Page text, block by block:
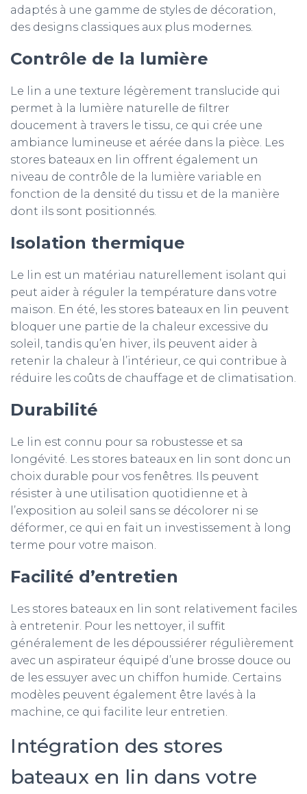
adaptés à une gamme de styles de décoration,
des designs classiques aux plus modernes.
Contrôle de la lumière
Le lin a une texture légèrement translucide qui
permet à la lumière naturelle de filtrer
doucement à travers le tissu, ce qui crée une
ambiance lumineuse et aérée dans la pièce. Les
stores bateaux en lin offrent également un
niveau de contrôle de la lumière variable en
fonction de la densité du tissu et de la manière
dont ils sont positionnés.
Isolation thermique
Le lin est un matériau naturellement isolant qui
peut aider à réguler la température dans votre
maison. En été, les stores bateaux en lin peuvent
bloquer une partie de la chaleur excessive du
soleil, tandis qu’en hiver, ils peuvent aider à
retenir la chaleur à l’intérieur, ce qui contribue à
réduire les coûts de chauffage et de climatisation.
Durabilité
Le lin est connu pour sa robustesse et sa
longévité. Les stores bateaux en lin sont donc un
choix durable pour vos fenêtres. Ils peuvent
résister à une utilisation quotidienne et à
l’exposition au soleil sans se décolorer ni se
déformer, ce qui en fait un investissement à long
terme pour votre maison.
Facilité d’entretien
Les stores bateaux en lin sont relativement faciles
à entretenir. Pour les nettoyer, il suffit
généralement de les dépoussiérer régulièrement
avec un aspirateur équipé d’une brosse douce ou
de les essuyer avec un chiffon humide. Certains
modèles peuvent également être lavés à la
machine, ce qui facilite leur entretien.
Intégration des stores
bateaux en lin dans votre